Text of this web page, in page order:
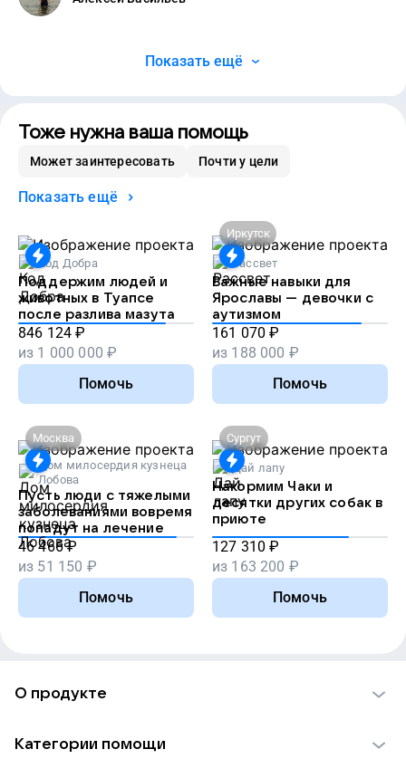
Показать ещё
Тоже нужна ваша помощь
Может заинтересовать Почти у цели
Показать ещё
Код Добра
Поддержим людей и
животных в Туапсе
после разлива мазута
846 124 ₽
из 1 000 000 ₽
Помочь
Иркутск
Рассвет
Важные навыки для
Ярославы — девочки с
аутизмом
161 070 ₽
из 188 000 ₽
Помочь
Москва
Дом милосердия кузнеца
Лобова
Пусть люди с тяжелыми
заболеваниями вовремя
попадут на лечение
46 466 ₽
из 51 150 ₽
Помочь
Сургут
Дай лапу
Накормим Чаки и
десятки других собак в
приюте
127 310 ₽
из 163 200 ₽
Помочь
О продукте
Категории помощи